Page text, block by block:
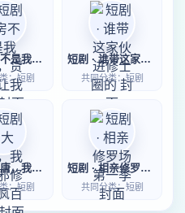
短剧 · 房不是我的，贷却让我背
：短剧
短剧 · 谁带这家伙进修士圈的
共同分类：短剧
短剧 · 大唐，我靠邪修卷疯百官
：短剧
短剧 · 相亲修罗场第一季
共同分类：短剧